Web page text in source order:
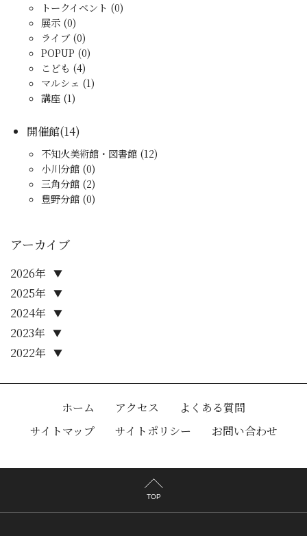
トークイベント (0)
展示 (0)
ライブ (0)
POPUP (0)
こども (4)
マルシェ (1)
講座 (1)
開催館(14)
不知火美術館・図書館 (12)
小川分館 (0)
三角分館 (2)
豊野分館 (0)
アーカイブ
2022年 ▼
2023年 ▼
2024年 ▼
2025年 ▼
2026年 ▼
ホーム アクセス
よくある質問
サイトマップ
サイトポリシー お問い合わせ
TOP